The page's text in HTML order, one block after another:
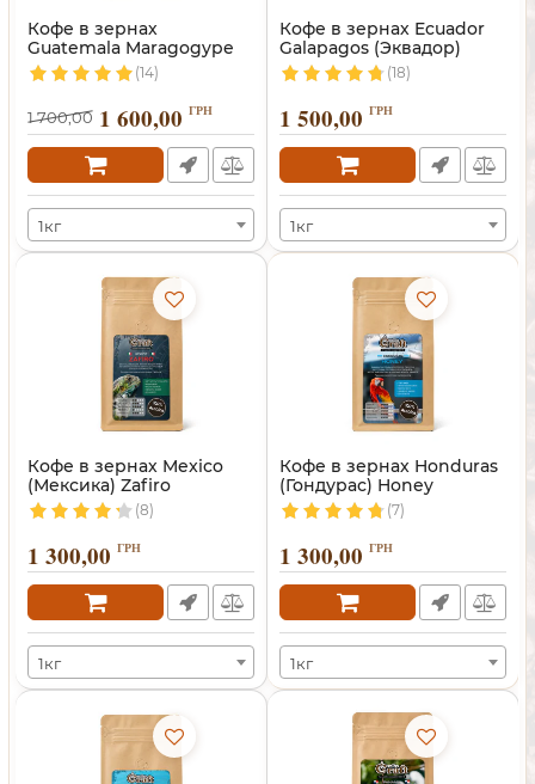
Кофе в зернах
Guatemala Maragogype
(Марагоджип)
(14)
1 700,00 1 600,00 ГРН
1кг
Кофе в зернах Ecuador
Galapagos (Эквадор)
(18)
1 500,00 ГРН
1кг
Кофе в зернах Mexico
(Мексика) Zafiro
(8)
1 300,00 ГРН
1кг
Кофе в зернах Honduras
(Гондурас) Honey
(7)
1 300,00 ГРН
1кг